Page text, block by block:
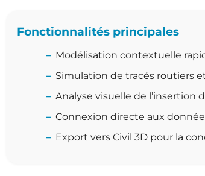
Fonctionnalités principales
Modélisation contextuelle
Simulation de tracés routiers
Analyse visuelle de l’insertion
Connexion directe aux
Export vers Civil 3D pour la